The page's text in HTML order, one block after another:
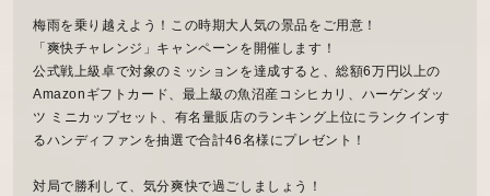
梅雨を乗り越えよう！この時期大人気の景品をご用意！
「爽快チャレンジ」キャンペーンを開催します！
公式戦上級卓で対象のミッションを達成すると、総額6万円以上の
Amazonギフトカード、最上級の魚沼産コシヒカリ、ハーゲンダッ
ツ ミニカップセット、有名量販店のランキング上位にランクインす
るハンディファンを抽選で合計46名様にプレゼント！
対局で勝利して、気分爽快で過ごしましょう！